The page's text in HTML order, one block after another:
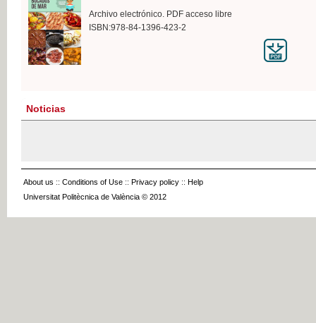
Archivo electrónico. PDF acceso libre
ISBN:978-84-1396-423-2
Noticias
About us :: Conditions of Use :: Privacy policy :: Help
Universitat Politècnica de València © 2012